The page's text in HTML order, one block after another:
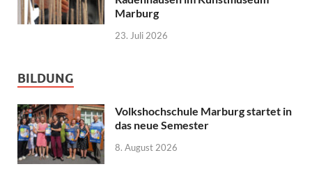
Marburg
23. Juli 2026
BILDUNG
Volkshochschule Marburg startet in
das neue Semester
8. August 2026